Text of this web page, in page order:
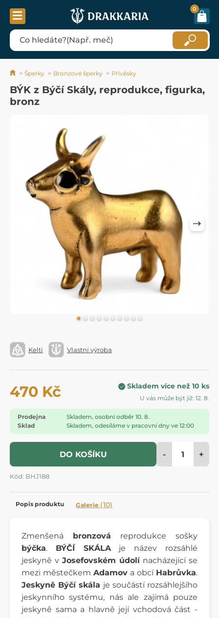
0
Šperky Bronzové šperky Přívěsky
BÝK z Býčí Skály, reprodukce, figurka,
bronz
Kelti Vlastní výroba
470 Kč Skladem více než 10 ks
U vás může být již: 12. 8.
Prodejna
Skladem, osobní odběr 10. 8.
Sklad
Skladem, odesíláme v pracovní dny ve 12:00
DO KOŠÍKU - +
Kód: BHJ188
Popis produktu Galerie (10)
Zmenšená bronzová reprodukce sošky
býčka. BÝČÍ SKÁLAje název rozsáhlé
jeskyně v Josefovském údolínacházející se
mezi městečkem Adamov a obcí Habrůvka.
Jeskyně Býčí skála je součástí rozsáhlejšího
jeskynního systému, nás ale zajímá pouze
jeskyně sama a hlavně její vchodová část -